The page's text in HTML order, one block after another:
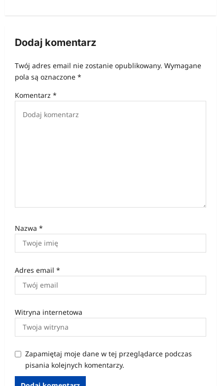
c
a
w
p
Dodaj komentarz
Twój adres email nie zostanie opublikowany. Wymagane
pola są oznaczone *
Komentarz *
Nazwa *
Adres email *
Witryna internetowa
Zapamiętaj moje dane w tej przeglądarce podczas
pisania kolejnych komentarzy.